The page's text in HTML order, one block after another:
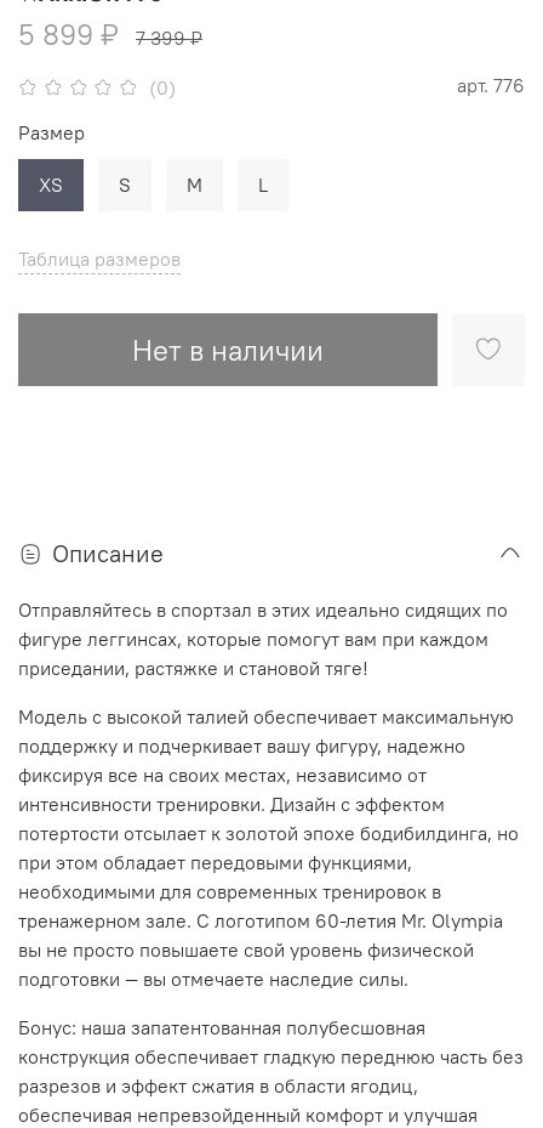
(0) арт. 776
5 899 ₽ 7 399 ₽
Таблица размеров
Нет в наличии
Размер
XS S M L
Описание
Отправляйтесь в спортзал в этих идеально сидящих по
фигуре леггинсах, которые помогут вам при каждом
приседании, растяжке и становой тяге!
Модель с высокой талией обеспечивает максимальную
поддержку и подчеркивает вашу фигуру, надежно
фиксируя все на своих местах, независимо от
интенсивности тренировки. Дизайн с эффектом
потертости отсылает к золотой эпохе бодибилдинга, но
при этом обладает передовыми функциями,
необходимыми для современных тренировок в
тренажерном зале. С логотипом 60-летия Mr. Olympia
вы не просто повышаете свой уровень физической
подготовки — вы отмечаете наследие силы.
Бонус: наша запатентованная полубесшовная
конструкция обеспечивает гладкую переднюю часть без
разрезов и эффект сжатия в области ягодиц,
обеспечивая непревзойденный комфорт и улучшая